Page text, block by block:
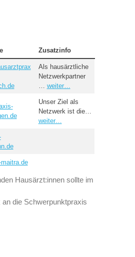
Zusatzinfo
Als hausärztliche
Netzwerkpartner
weiter…
Unser Ziel als
Netzwerk ist die…
weiter…
Hausärzt:innen sollte im
die Schwerpunktpraxis